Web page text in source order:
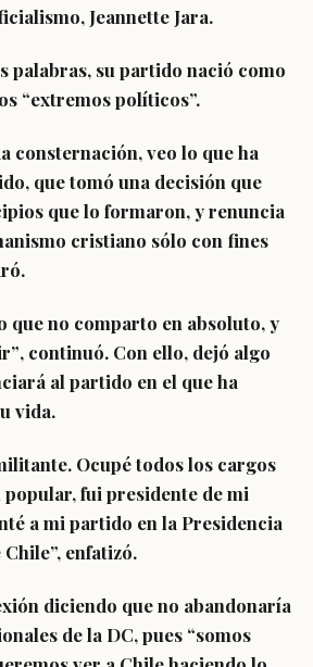
Jeannette Jara.
palabras, su partido nació como
“extremos políticos”.
consternación, veo lo que ha
que tomó una decisión que
que lo formaron, y renuncia
cristiano sólo con fines
que no comparto en absoluto, y
, continuó. Con ello, dejó algo
al partido en el que ha
vida.
Ocupé todos los cargos
fui presidente de mi
a mi partido en la Presidencia
enfatizó.
diciendo queno abandonaría
de la DC, pues “somos